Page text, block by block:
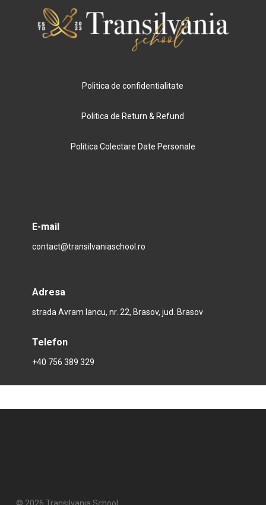
Politica de confidentialitate
Politica de Return & Refund
Politica Colectare Date Personale
E-mail
contact@transilvaniaschool.ro
Adresa
strada Avram Iancu, nr. 22, Brasov, jud. Brasov
Telefon
+40 756 389 329